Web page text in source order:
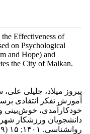
the Effectiveness of
on Psychological
and Hope) and
the City of Malkan.
پیروز میلاد، جلیلی
آموزش تفکر انتقادی
خودکارآمدی، خوش‌بینی
دانشجویان ورزشکار شهر
روانشناسی. ۱۴۰۱; ۱۵ (۱۹) :۱-۱۸